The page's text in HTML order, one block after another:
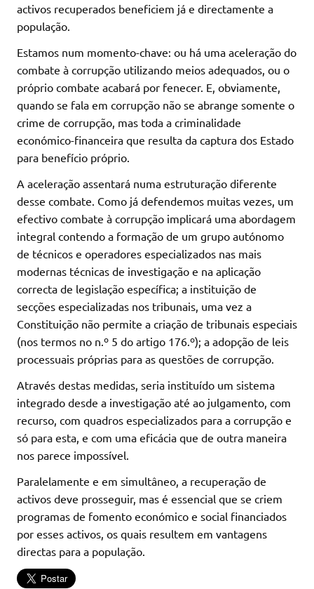
activos recuperados beneficiem já e directamente a
população.
Estamos num momento-chave: ou há uma aceleração do
combate à corrupção utilizando meios adequados, ou o
próprio combate acabará por fenecer. E, obviamente,
quando se fala em corrupção não se abrange somente o
crime de corrupção, mas toda a criminalidade
económico-financeira que resulta da captura dos Estado
para benefício próprio.
A aceleração assentará numa estruturação diferente
desse combate. Como já defendemos muitas vezes, um
efectivo combate à corrupção implicará uma abordagem
integral contendo a formação de um grupo autónomo
de técnicos e operadores especializados nas mais
modernas técnicas de investigação e na aplicação
correcta de legislação específica; a instituição de
secções especializadas nos tribunais, uma vez a
Constituição não permite a criação de tribunais especiais
(nos termos no n.º 5 do artigo 176.º); a adopção de leis
processuais próprias para as questões de corrupção.
Através destas medidas, seria instituído um sistema
integrado desde a investigação até ao julgamento, com
recurso, com quadros especializados para a corrupção e
só para esta, e com uma eficácia que de outra maneira
nos parece impossível.
Paralelamente e em simultâneo, a recuperação de
activos deve prosseguir, mas é essencial que se criem
programas de fomento económico e social financiados
por esses activos, os quais resultem em vantagens
directas para a população.